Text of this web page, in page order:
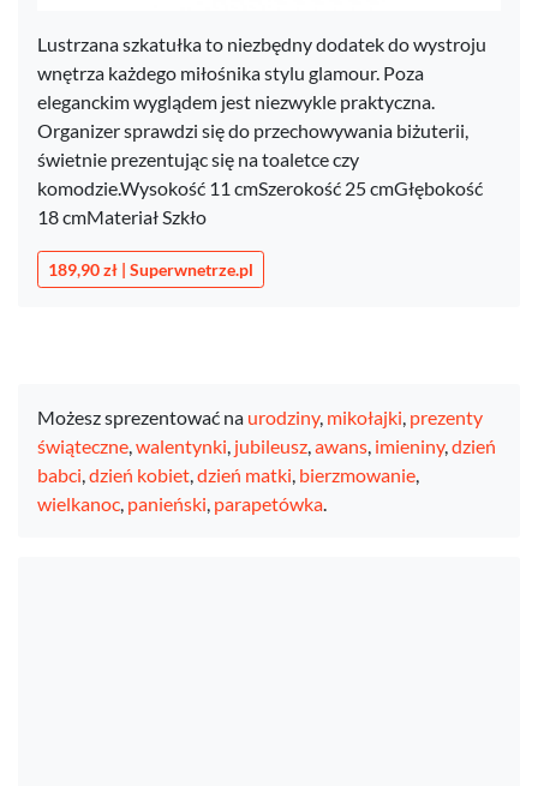
Lustrzana szkatułka to niezbędny dodatek do wystroju
wnętrza każdego miłośnika stylu glamour. Poza
eleganckim wyglądem jest niezwykle praktyczna.
Organizer sprawdzi się do przechowywania biżuterii,
świetnie prezentując się na toaletce czy
komodzie.Wysokość 11 cmSzerokość 25 cmGłębokość
18 cmMateriał Szkło
189,90 zł | Superwnetrze.pl
Możesz sprezentować na urodziny, mikołajki, prezenty
świąteczne,walentynki, jubileusz,awans, imieniny,dzień
babci,dzień kobiet,dzień matki, bierzmowanie,
wielkanoc, panieński, parapetówka.